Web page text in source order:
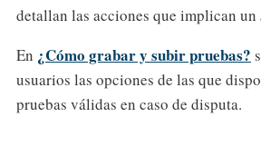
detallan las acciones que implican un
En ¿Cómo grabar y subir pruebas?
usuarios las opciones de las que
pruebas válidas en caso de disputa.